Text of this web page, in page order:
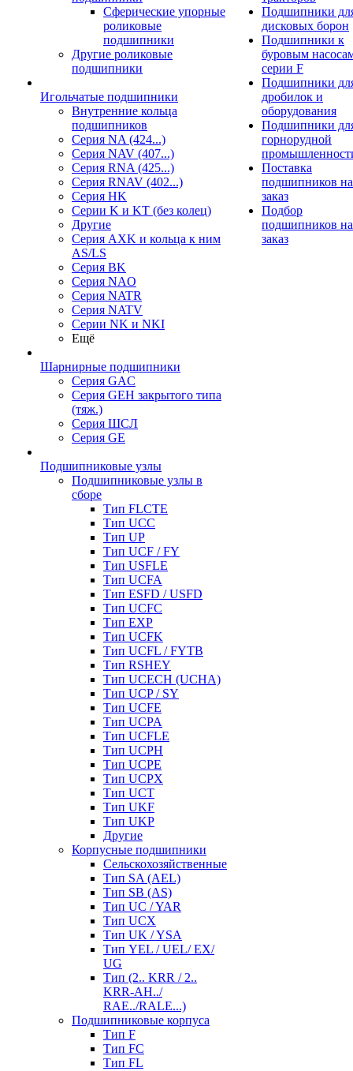
Сферические упорные
роликовые
подшипники
Другие роликовые
подшипники
Игольчатые подшипники
Внутренние кольца
подшипников
Серия NA (424...)
Серия NAV (407...)
Серия RNA (425...)
Серия RNAV (402...)
Серия HK
Серии K и KT (без колец)
Другие
Серия AXK и кольца к ним
AS/LS
Серия BK
Серия NAO
Серия NATR
Серия NATV
Серии NK и NKI
Ещё
Шарнирные подшипники
Серия GAC
Серия GEH закрытого типа
(тяж.)
Серия ШСЛ
Серия GE
Подшипниковые узлы
Подшипниковые узлы в
сборе
Тип FLCTE
Тип UCC
Тип UP
Тип UCF / FY
Тип USFLE
Тип UCFA
Тип ESFD / USFD
Тип UCFC
Тип EXP
Тип UCFK
Тип UCFL / FYTB
Тип RSHEY
Тип UCECH (UCHA)
Тип UCP / SY
Тип UCFE
Тип UCPA
Тип UCFLE
Тип UCPH
Тип UCPE
Тип UCPX
Тип UCT
Тип UKF
Тип UKP
Другие
Корпусные подшипники
Сельскохозяйственные
Тип SA (AEL)
Тип SB (AS)
Тип UC / YAR
Тип UCX
Тип UK / YSA
Тип YEL / UEL/ EX/
UG
Тип (2.. KRR / 2..
KRR-AH../
RAE../RALE...)
Подшипниковые корпуса
Тип F
Тип FC
Тип FL
Подшипники
дисковых борон
Подшипники к
буровым
серии F
Подшипники
дробилок и
оборудования
Подшипники
горнорудной
Поставка
подшипников на
заказ
Подбор
подшипников на
заказ